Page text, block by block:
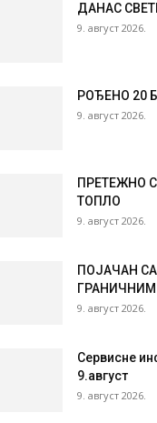
ДАНАС
9. август 2026.
РОЂЕНО 20
9. август 2026.
ПРЕТЕЖНО
ТОПЛО
9. август 2026.
ПОЈАЧАН
9. август 2026.
Сервисне
9.август
9. август 2026.